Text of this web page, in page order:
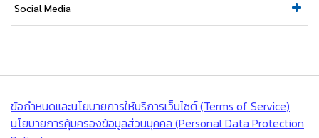
Social Media
ข้อกำหนดและนโยบายการให้บริการเว็บไซต์ (Terms of Service)
นโยบายการคุ้มครองข้อมูลส่วนบุคคล (Personal Data Protection